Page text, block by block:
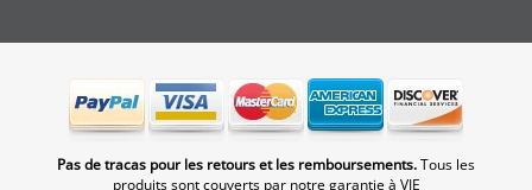
Pas de tracas pour les retours et les remboursements.Tous les
produits sont couverts par notre garantie à VIE